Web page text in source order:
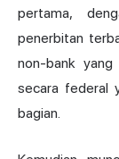
pertama,
penerbitan
non-bank
secara federal
bagian.